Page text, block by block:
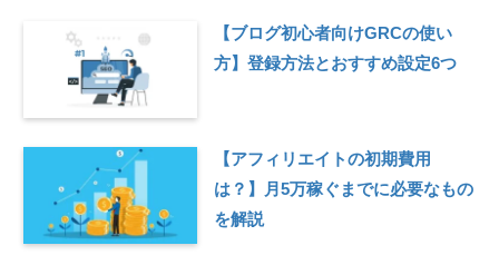
【ブログ初心者向けGRCの使い
方】登録方法とおすすめ設定6つ
【アフィリエイトの初期費用
は？】月5万稼ぐまでに必要なもの
を解説